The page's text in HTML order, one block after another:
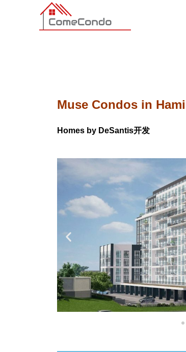
多伦多最新最全的楼花搜索引
Muse Condos in
Homes by DeSantis开发